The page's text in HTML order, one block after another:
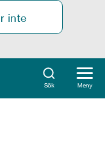
inte
Sök Meny